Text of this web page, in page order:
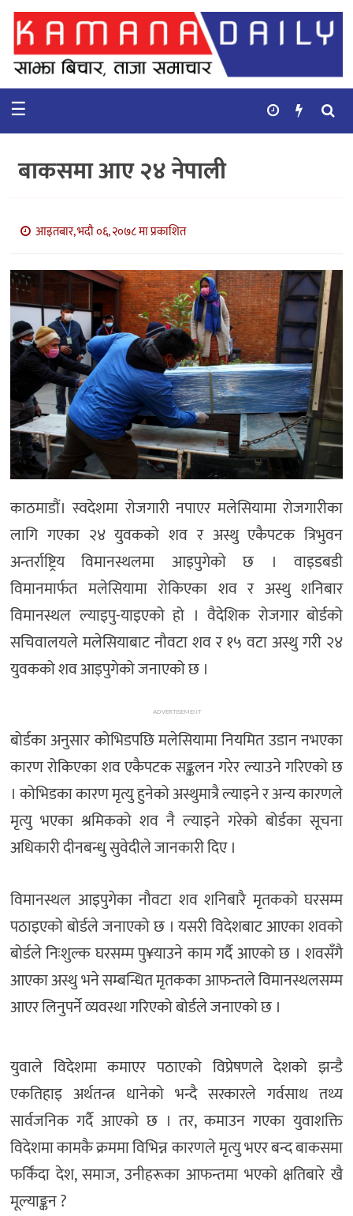
गृहपृष्ठ
समाचार
अर्थ
र
भिडियो
सिफारिस
☰
बाकसमा आए २४ नेपाली
आइतबार, भदौ ०६, २०७८ मा प्रकाशित
काठमाडौं। स्वदेशमा रोजगारी नपाएर मलेसियामा रोजगारीका
लागि गएका २४ युवकको शव र अस्थु एकैपटक त्रिभुवन
अन्तर्राष्ट्रिय विमानस्थलमा आइपुगेको छ । वाइडबडी
विमानमार्फत मलेसियामा रोकिएका शव र अस्थु शनिबार
विमानस्थल ल्याइपु-याइएको हो । वैदेशिक रोजगार बोर्डको
सचिवालयले मलेसियाबाट नौवटा शव र १५ वटा अस्थु गरी २४
युवकको शव आइपुगेको जनाएको छ ।
ADVERTISEMENT
बोर्डका अनुसार कोभिडपछि मलेसियामा नियमित उडान नभएका
कारण रोकिएका शव एकैपटक सङ्कलन गरेर ल्याउने गरिएको छ
। कोभिडका कारण मृत्यु हुनेको अस्थुमात्रै ल्याइने र अन्य कारणले
मृत्यु भएका श्रमिकको शव नै ल्याइने गरेको बोर्डका सूचना
अधिकारी दीनबन्धु सुवेदीले जानकारी दिए ।
विमानस्थल आइपुगेका नौवटा शव शनिबारै मृतकको घरसम्म
पठाइएको बोर्डले जनाएको छ । यसरी विदेशबाट आएका शवको
बोर्डले निःशुल्क घरसम्म पु¥याउने काम गर्दै आएको छ । शवसँगै
आएका अस्थु भने सम्बन्धित मृतकका आफन्तले विमानस्थलसम्म
आएर लिनुपर्ने व्यवस्था गरिएको बोर्डले जनाएको छ ।
युवाले विदेशमा कमाएर पठाएको विप्रेषणले देशको झन्डै
एकतिहाइ अर्थतन्त्र धानेको भन्दै सरकारले गर्वसाथ तथ्य
सार्वजनिक गर्दै आएको छ । तर, कमाउन गएका युवाशक्ति
विदेशमा कामकै क्रममा विभिन्न कारणले मृत्यु भएर बन्द बाकसमा
फर्किंदा देश, समाज, उनीहरूका आफन्तमा भएको क्षतिबारे खै
मूल्याङ्कन ?